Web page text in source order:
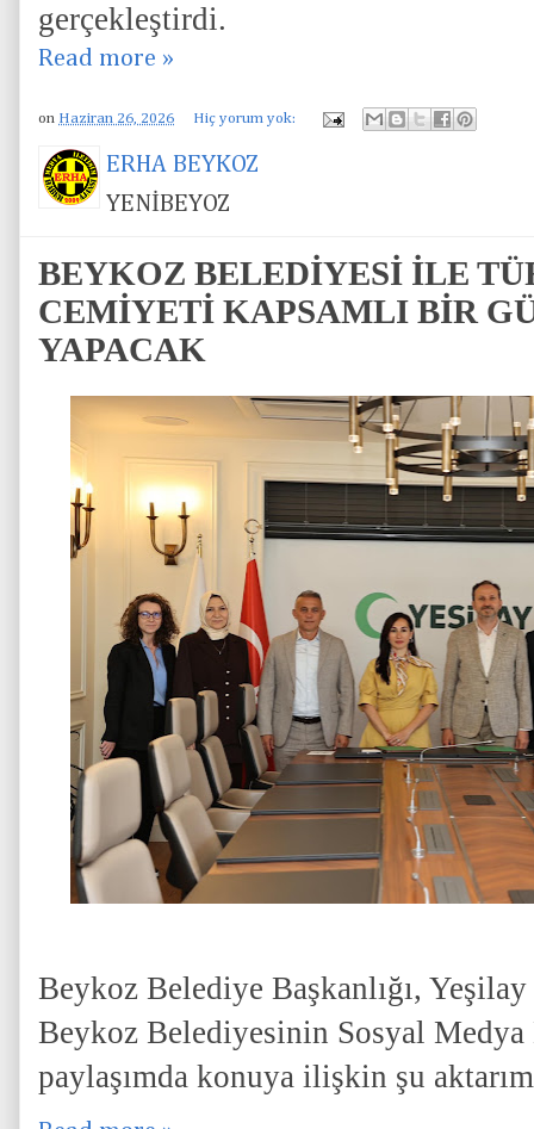
gerçekleştirdi.
Read more »
on Haziran 26, 2026 Hiç yorum yok:
ERHA BEYKOZ
YENİBEYOZ
BEYKOZ BELEDİYESİ İLE
CEMİYETİ KAPSAMLI BİR
YAPACAK
Beykoz Belediye Başkanlığı,
Beykoz Belediyesinin Sosyal Medya
paylaşımda konuya ilişkin şu